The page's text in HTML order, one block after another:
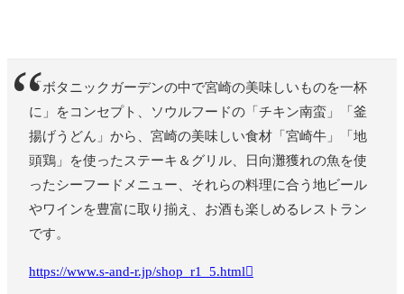
宮崎6泊7日の旅行記/ブログ！夏の日
南・シーガイアを巡ったプランを紹介
ゆー 宮崎は初来訪だね！ でも宮崎って何ができる
ち何があるか知らない… 私たち
「ボタニックガーデンの中で宮崎の美味しいものを一杯
に」をコンセプト、ソウルフードの「チキン南蛮」「釜
揚げうどん」から、宮崎の美味しい食材「宮崎牛」「地
頭鶏」を使ったステーキ＆グリル、日向灘獲れの魚を使
ったシーフードメニュー、それらの料理に合う地ビール
やワインを豊富に取り揃え、お酒も楽しめるレストラン
です。
https://www.s-and-r.jp/shop_r1_5.html